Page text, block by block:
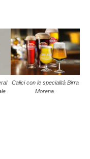
Calici con le specialità Birra
Morena.